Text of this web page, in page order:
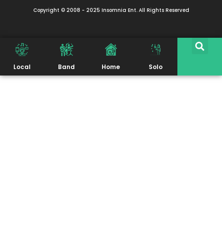
Copyright © 2008 - 2025 Insomnia Ent. All Rights Reserved
Local Band Home Solo